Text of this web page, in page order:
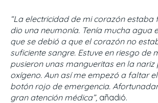
“La electricidad de mi corazón
dio una neumonía. Tenía mucha agua
que se debió a que el corazón no
suficiente sangre. Estuve en riesgo de
pusieron unas mangueritas en la
oxígeno. Aun así me empezó a faltar
botón rojo de emergencia.
gran atención médica”, añadió.